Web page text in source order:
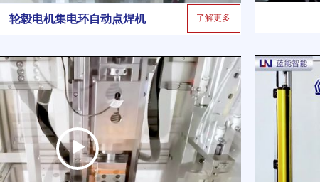
了解更多
轮毂电机集电环自动点焊机